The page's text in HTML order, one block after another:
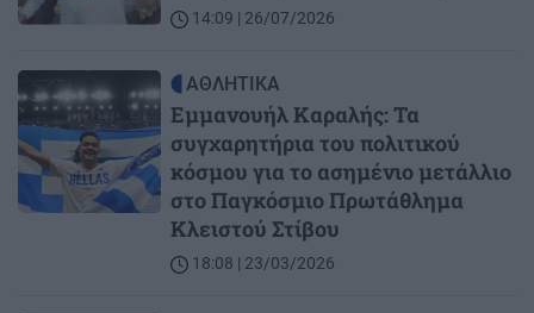
14:09 | 26/07/2026
Image ΑΘΛΗΤΙΚΑ
Εμμανουήλ Καραλής: Τα
συγχαρητήρια του πολιτικού
κόσμου για το ασημένιο μετάλλιο
στο Παγκόσμιο Πρωτάθλημα
Κλειστού Στίβου
18:08 | 23/03/2026